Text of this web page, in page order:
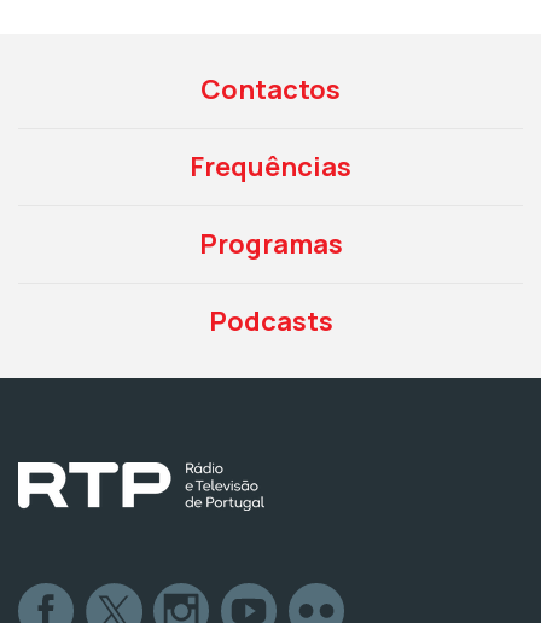
Contactos
Frequências
Programas
Podcasts